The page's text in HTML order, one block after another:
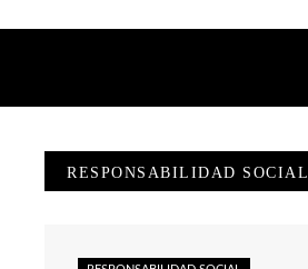
RESPONSABILIDAD SOCIAL